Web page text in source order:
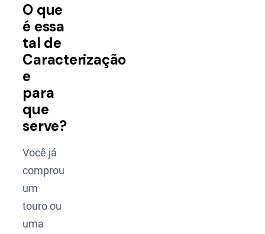
O que
é essa
tal de
Caracterização
e
para
que
serve?
Você já
comprou
um
touro ou
uma